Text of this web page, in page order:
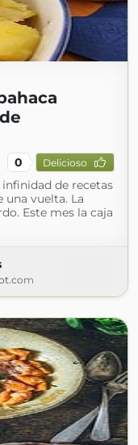
0 Delicioso
de recetas
una vuelta. La
Este mes la caja